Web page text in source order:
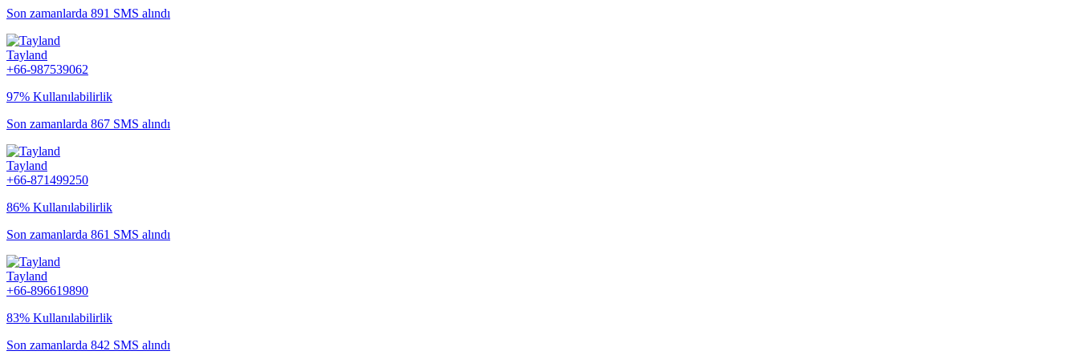
Son zamanlarda 891 SMS alındı
Tayland
+66-987539062
97% Kullanılabilirlik
Son zamanlarda 867 SMS alındı
Tayland
+66-871499250
86% Kullanılabilirlik
Son zamanlarda 861 SMS alındı
Tayland
+66-896619890
83% Kullanılabilirlik
Son zamanlarda 842 SMS alındı